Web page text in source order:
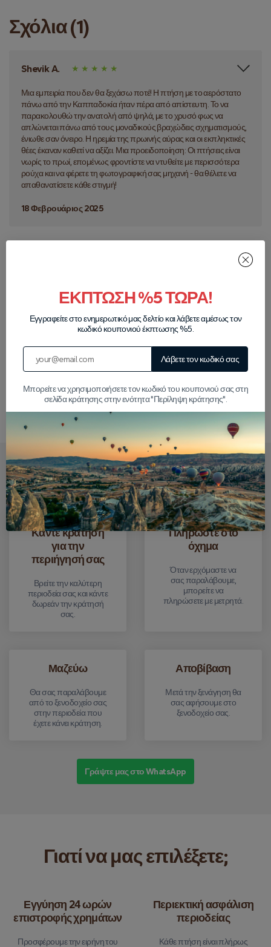
Σχόλια (1)
Shevik A.
Μια εμπειρία που δεν θα ξεχάσω ποτέ! Η πτήση με το αερόστατο
πάνω από την Καππαδοκία ήταν πέρα από απίστευτη. Το να
παρακολουθώ την ανατολή από ψηλά, με το χρυσό φως να
απλώνεται πάνω από τους μοναδικούς βραχώδεις σχηματισμούς,
ένιωθε σαν όνειρο. Η ηρεμία της πρωινής αύρας και οι εκπληκτικές
θέες έκαναν καθετί να αξίζει. Μια προειδοποίηση: Οι πτήσεις είναι
νωρίς το πρωί, επομένως φροντίστε να ντυθείτε με περισσότερα
ρούχα και να φέρετε τη φωτογραφική σας μηχανή - θα θέλετε να
απαθανατίσετε κάθε στιγμή!
18 Φεβρουάριος 2025
Εμφάνιση σχολίων
Γράψτε μια κριτική
Πώς πάει η όλη διαδικασία;
Κάντε κράτηση
για την
περιήγησή σας
Βρείτε την καλύτερη
περιοδεία σας και κάντε
δωρεάν την κράτησή
σας.
Πληρώστε στο
όχημα
Όταν ερχόμαστε να
σας παραλάβουμε,
μπορείτε να
πληρώσετε με μετρητά.
Μαζεύω
Θα σας παραλάβουμε
από το ξενοδοχείο σας
στην περιοδεία που
έχετε κάνει κράτηση.
Αποβίβαση
Μετά την ξενάγηση θα
σας αφήσουμε στο
ξενοδοχείο σας.
Γράψτε μας στο WhatsApp
Γιατί να μας επιλέξετε;
Εγγύηση 24 ωρών
επιστροφής χρημάτων
Προσφέρουμε την ειρήνη του
Περιεκτική ασφάλιση
περιοδείας
Κάθε πτήση είναι πλήρως
ΕΚΠΤΩΣΗ %5 ΤΩΡΑ!
Εγγραφείτε στο ενημερωτικό μας δελτίο και λάβετε αμέσως τον
κωδικό κουπονιού έκπτωσης %5.
Λάβετε τον κωδικό σας
Μπορείτε να χρησιμοποιήσετε τον κωδικό του κουπονιού σας στη
σελίδα κράτησης στην ενότητα "Περίληψη κράτησης".